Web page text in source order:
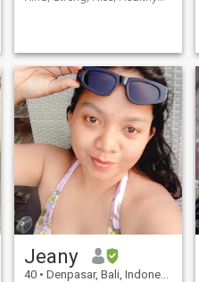
and said 'I'm Poor', I'mnot
Rich or I have No Money!!! Yes
Tha
Jeany
40 • Denpasar, Bali, Indonesien